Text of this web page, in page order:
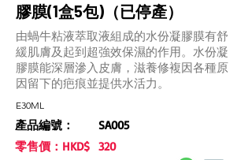
膠膜(1盒5包)（已停產）
由蝸牛粘液萃取液組成的水份凝膠膜有舒
緩肌膚及起到超強效保濕的作用。水份凝
膠膜能深層滲入皮膚，滋養修複因各種原
因留下的疤痕並提供水活力。
E30ML
產品編號：
SA005
零售價：HKD$ 320